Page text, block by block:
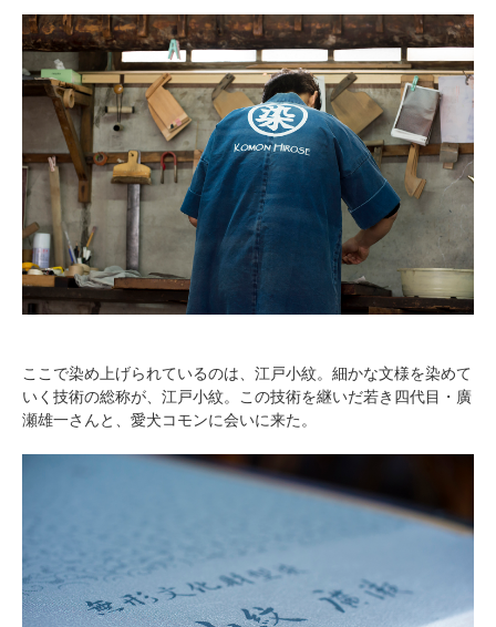
ここで染め上げられているのは、江戸小紋。細かな文様を染めて
いく技術の総称が、江戸小紋。この技術を継いだ若き四代目・廣
瀬雄一さんと、愛犬コモンに会いに来た。